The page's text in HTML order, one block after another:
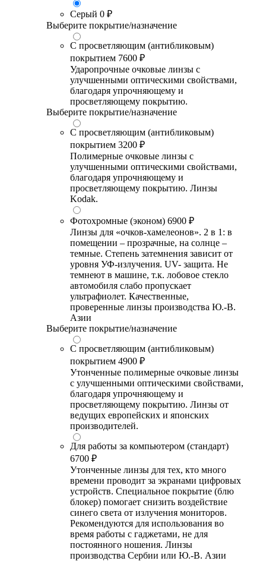
Серый 0 ₽
Выберите покрытие/назначение
С просветляющим (антибликовым)
покрытием 7600 ₽
Ударопрочные очковые линзы с
улучшенными оптическими свойствами,
благодаря упрочняющему и
просветляющему покрытию.
Выберите покрытие/назначение
С просветляющим (антибликовым)
покрытием 3200 ₽
Полимерные очковые линзы с
улучшенными оптическими свойствами,
благодаря упрочняющему и
просветляющему покрытию. Линзы
Kodak.
Фотохромные (эконом) 6900 ₽
Линзы для «очков-хамелеонов». 2 в 1: в
помещении – прозрачные, на солнце –
темные. Степень затемнения зависит от
уровня УФ-излучения. UV- защита. Не
темнеют в машине, т.к. лобовое стекло
автомобиля слабо пропускает
ультрафиолет. Качественные,
проверенные линзы производства Ю.-В.
Азии
Выберите покрытие/назначение
С просветляющим (антибликовым)
покрытием 4900 ₽
Утонченные полимерные очковые линзы
с улучшенными оптическими свойствами,
благодаря упрочняющему и
просветляющему покрытию. Линзы от
ведущих европейских и японских
производителей.
Для работы за компьютером (стандарт)
6700 ₽
Утонченные линзы для тех, кто много
времени проводит за экранами цифровых
устройств. Специальное покрытие (блю
блокер) помогает снизить воздействие
синего света от излучения мониторов.
Рекомендуются для использования во
время работы с гаджетами, не для
постоянного ношения. Линзы
производства Сербии или Ю.-В. Азии